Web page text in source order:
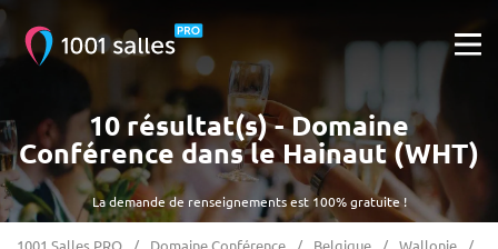
La demande de renseignements est 100% gratuite !
10 résultat(s) - Domaine
Conférence dans le Hainaut (WHT)
1001 Salles PRO Domaine Conférence Belgique
Wallonie